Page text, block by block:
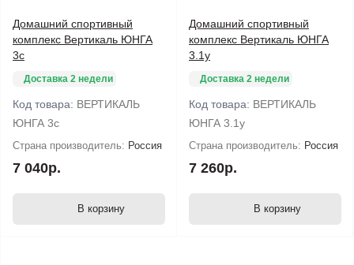
Домашний спортивный
комплекс Вертикаль ЮНГА
3c
Доставка 2 недели
Код товара: ВЕРТИКАЛЬ
ЮНГА 3c
Страна производитель: Россия
7 040р.
В корзину
Домашний спортивный
комплекс Вертикаль ЮНГА
3.1y
Доставка 2 недели
Код товара: ВЕРТИКАЛЬ
ЮНГА 3.1y
Страна производитель: Россия
7 260р.
В корзину